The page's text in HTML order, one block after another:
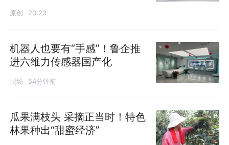
原创 20:23
机器人也要有“手感”！鲁企推
进六维力传感器国产化
现场 54分钟前
瓜果满枝头 采摘正当时！特色
林果种出“甜蜜经济”